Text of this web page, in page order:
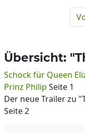
Übersicht:
Schock für Queen
Prinz Philip Seite 1
Der neue Trailer zu
Seite 2